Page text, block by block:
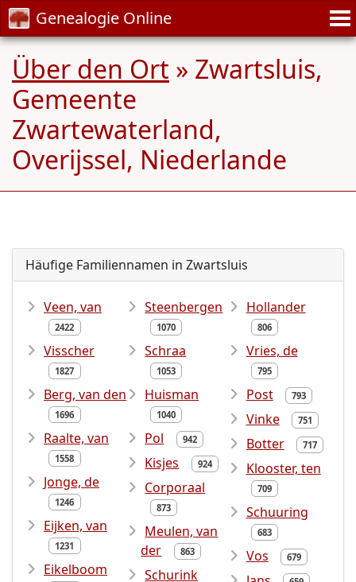
Genealogie Online
Über den Ort » Zwartsluis,
Gemeente
Zwartewaterland,
Overijssel, Niederlande
Häufige Familiennamen in Zwartsluis
Veen, van
2422
Visscher
1827
Berg, van den
1696
Raalte, van
1558
Jonge, de
1246
Eijken, van
1231
Eikelboom
Steenbergen
1070
Schraa
1053
Huisman
1040
Pol 942
Kisjes 924
Corporaal
873
Meulen, van
der
863
Schurink
Hollander
806
Vries, de
795
Post 793
Vinke 751
Botter 717
Klooster, ten
709
Schuuring
683
Vos 679